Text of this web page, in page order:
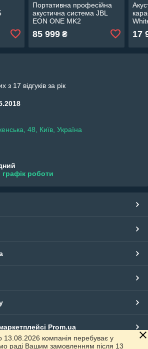
Портативна професійна
акустична система JBL
EON ONE MK2
85 999₴ 17
з 17 відгуків за рік
48, Київ, Україна
роботи
Prom.ua
13.08.2026 компанія перебуває у
раді Вашим замовленням після 13